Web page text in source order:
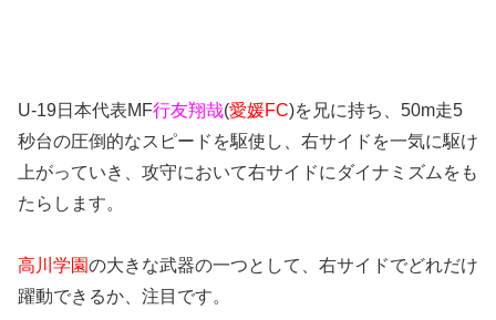
U-19日本代表MF行友翔哉(愛媛FC)を兄に持ち、50m走5
秒台の圧倒的なスピードを駆使し、右サイドを一気に駆け
上がっていき、攻守において右サイドにダイナミズムをも
たらします。
高川学園の大きな武器の一つとして、右サイドでどれだけ
躍動できるか、注目です。